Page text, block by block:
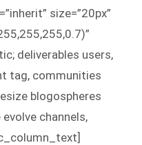
size=”20px”
deliverables users,
tag, communities
blogospheres
channels,